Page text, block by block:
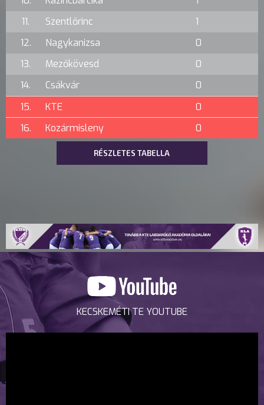
11.
Szentlőrinc
1
12.
Nagykanizsa
0
13.
Mezőkövesd
0
14.
Csákvár
0
15.
KTE
0
16.
Kozármisleny 0
RÉSZLETES TABELLA
KECSKEMÉTI TE YOUTUBE